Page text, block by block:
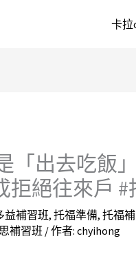
卡拉
「出去吃飯
拒絕往來戶
益補習班, 托福準備, 托福
補習班 / 作者: chyihong